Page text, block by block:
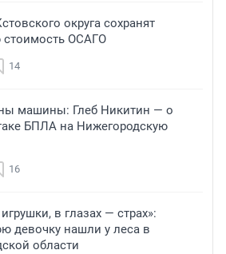
округа сохранят
стоимость ОСАГО
14
машины: Глеб Никитин — о
БПЛА на Нижегородскую
16
в глазах — страх»:
девочку нашли у леса в
области